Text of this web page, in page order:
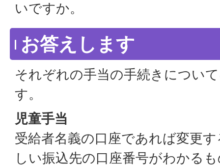
いですか。
お答えします
それぞれの手当の手続きについ
す。
児童手当
受給者名義の口座であれば変更
しい振込先の口座番号がわかる